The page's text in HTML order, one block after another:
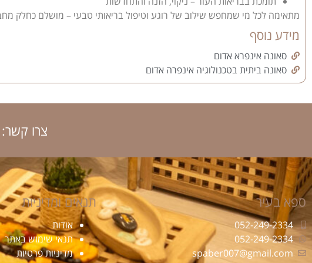
מתאימה לכל מי שמחפש שילוב של רוגע וטיפול בריאותי טבעי – מושלם כחלק
מידע נוסף
סאונה אינפרא אדום
סאונה ביתית בטכנולוגיה אינפרה אדום
צרו קשר: : 052-249-
ספא בעיר
052-249-2334
052-249-2334
spaber007@gmail.com
תנאים ומדיניות
אודות
תנאי שימוש באתר
מדיניות פרטיות